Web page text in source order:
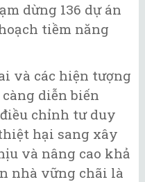
dừng 136 dự án
tiềm năng
và các hiện tượng
diễn biến
chỉnh tư duy
hại sang xây
và nâng cao khả
nhà vững chãi là